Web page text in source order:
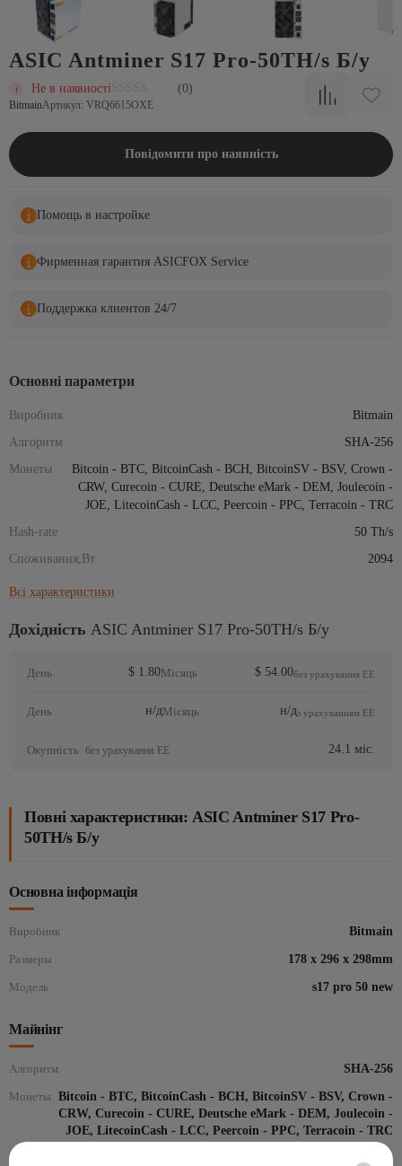
ASIC Antminer S17 Pro-50TH/s Б/у
Не в наявності (0)
BitmainАртикул: VRQ6615OXE
Повідомити про наявність
Помощь в настройке
Фирменная гарантия ASICFOX Service
Поддержка клиентов 24/7
Основні параметри
Виробник
Bitmain
Алгоритм
SHA-256
Монеты
Bitcoin - BTC, BitcoinCash - BCH, BitcoinSV - BSV, Crown -
CRW, Curecoin - CURE, Deutsche eMark - DEM, Joulecoin -
JOE, LitecoinCash - LCC, Peercoin - PPC, Terracoin - TRC
Hash-rate
50 Th/s
Споживання,Вт
2094
Всі характеристики
Дохідність ASIC Antminer S17 Pro-50TH/s Б/у
День $ 1.80Місяць $ 54.00без урахування ЕЕ
День н/дМісяць н/дз урахуванням ЕЕ
Окупність без урахування ЕЕ 24.1 міс.
Повні характеристики: ASIC Antminer S17 Pro-
50TH/s Б/у
Основна інформація
Виробник Bitmain
Размеры 178 x 296 x 298mm
Модель s17 pro 50 new
Майнінг
Алгоритм SHA-256
Монеты Bitcoin - BTC, BitcoinCash - BCH, BitcoinSV - BSV, Crown -
CRW, Curecoin - CURE, Deutsche eMark - DEM, Joulecoin -
JOE, LitecoinCash - LCC, Peercoin - PPC, Terracoin - TRC
Hash-rate 50 Th/s